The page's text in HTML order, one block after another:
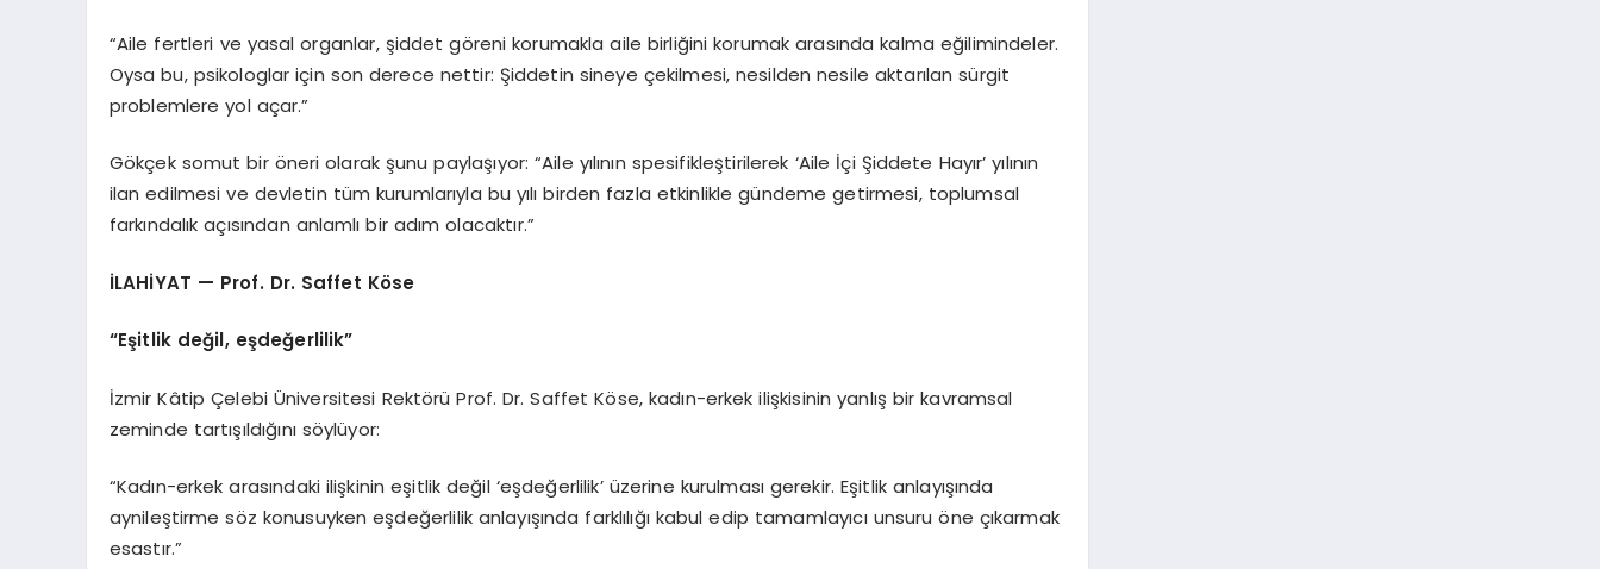
“Aile fertleri ve yasal organlar, şiddet göreni korumakla aile birliğini korumak arasında kalma eğilimindeler.
Oysa bu, psikologlar için son derece nettir: Şiddetin sineye çekilmesi, nesilden nesile aktarılan sürgit
problemlere yol açar.”
Gökçek somut bir öneri olarak şunu paylaşıyor: “Aile yılının spesifikleştirilerek ‘Aile İçi Şiddete Hayır’ yılının
ilan edilmesi ve devletin tüm kurumlarıyla bu yılı birden fazla etkinlikle gündeme getirmesi, toplumsal
farkındalık açısından anlamlı bir adım olacaktır.”
İLAHİYAT — Prof. Dr. Saffet Köse
“Eşitlik değil, eşdeğerlilik”
İzmir Kâtip Çelebi Üniversitesi Rektörü Prof. Dr. Saffet Köse, kadın-erkek ilişkisinin yanlış bir kavramsal
zeminde tartışıldığını söylüyor:
“Kadın-erkek arasındaki ilişkinin eşitlik değil ‘eşdeğerlilik’ üzerine kurulması gerekir. Eşitlik anlayışında
aynileştirme söz konusuyken eşdeğerlilik anlayışında farklılığı kabul edip tamamlayıcı unsuru öne çıkarmak
esastır.”